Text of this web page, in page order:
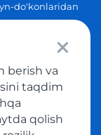
do'konlaridan
huquqlar
shartlari
berish va
taqdim
qolish